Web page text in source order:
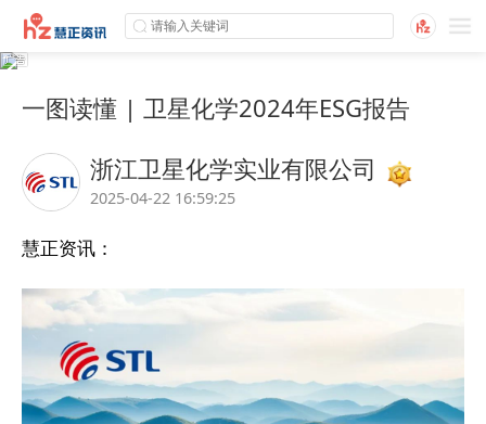
一图读懂 | 卫星化学2024年ESG报告
浙江卫星化学实业有限公司
2025-04-22 16:59:25
慧正资讯：